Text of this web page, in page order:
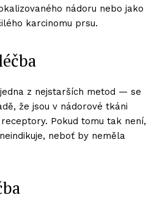
nádoru nebo jako
karcinomu prsu.
z nejstarších metod — se
že jsou v nádorové tkáni
Pokud tomu tak není,
neboť by neměla